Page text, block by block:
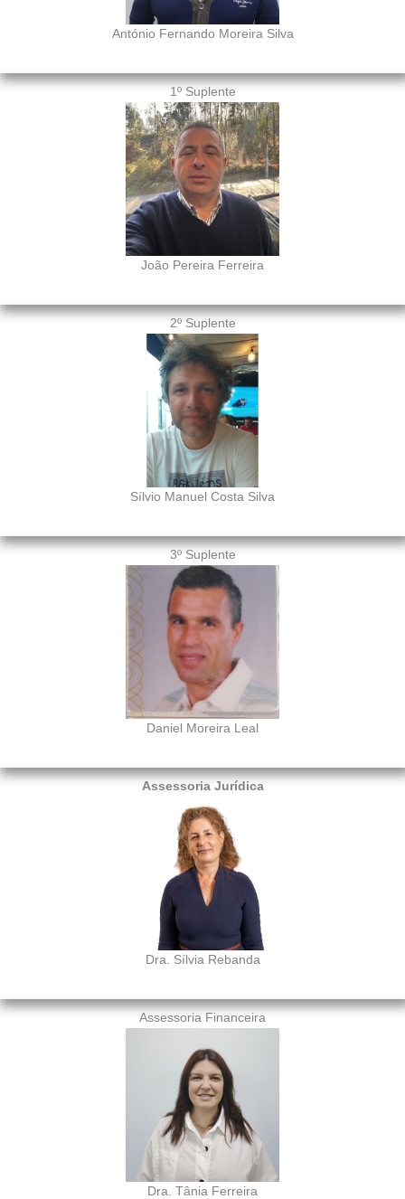
António Fernando Moreira Silva
1º Suplente
João Pereira Ferreira
2º Suplente
Sílvio Manuel Costa Silva
3º Suplente
Daniel Moreira Leal
Assessoria Jurídica
Dra. Sílvia Rebanda
Assessoria Financeira
Dra. Tânia Ferreira